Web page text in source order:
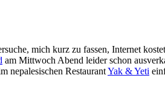
mich kurz zu fassen, Internet
am Mittwoch Abend leider schon
nepalesischen RestaurantYak & Yeti